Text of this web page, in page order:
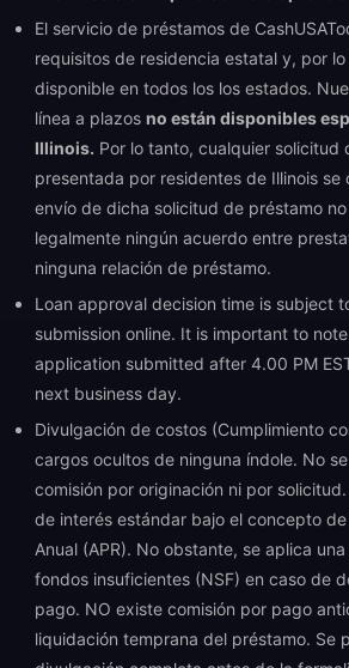
El servicio de préstamos de
requisitos de residencia estatal y, por
disponible en todos los los estados.
línea a plazos no están disponibles
Illinois. Por lo tanto, cualquier solicitud
presentada por residentes de Illinois se
envío de dicha solicitud de préstamo
legalmente ningún acuerdo entre
ninguna relación de préstamo.
Loan approval decision time is subject
submission online. It is important to
application submitted after 4.00 PM
next business day.
Divulgación de costos (Cumplimiento
cargos ocultos de ninguna índole. No
comisión por originación ni por
de interés estándar bajo el concepto
Anual (APR). No obstante, se aplica
fondos insuficientes (NSF) en caso de
pago. NO existe comisión por pago
liquidación temprana del préstamo. Se